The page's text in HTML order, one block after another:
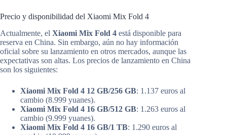
Precio y disponibilidad del Xiaomi Mix Fold 4
Actualmente, el Xiaomi Mix Fold 4 está disponible para
reserva en China. Sin embargo, aún no hay información
oficial sobre su lanzamiento en otros mercados, aunque las
expectativas son altas. Los precios de lanzamiento en China
son los siguientes:
Xiaomi Mix Fold 4 12 GB/256 GB: 1.137 euros al
cambio (8.999 yuanes).
Xiaomi Mix Fold 4 16 GB/512 GB: 1.263 euros al
cambio (9.999 yuanes).
Xiaomi Mix Fold 4 16 GB/1 TB: 1.290 euros al